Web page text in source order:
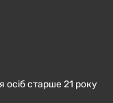
осіб старше 21 року